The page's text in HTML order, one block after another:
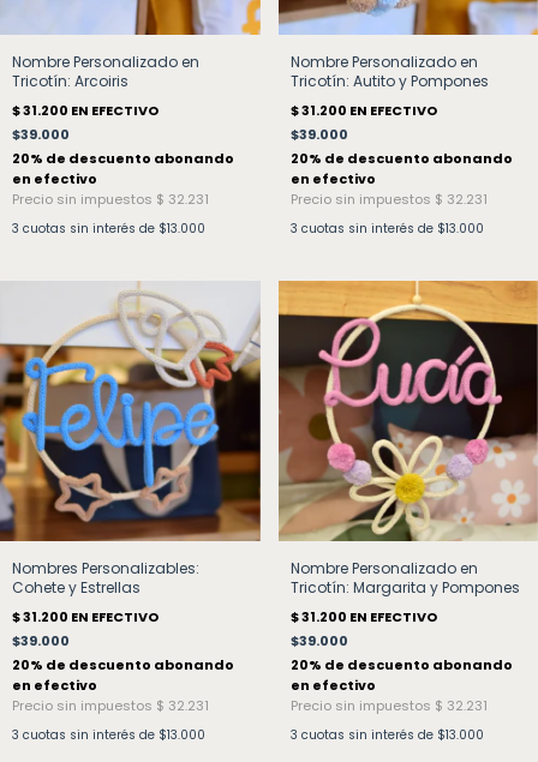
Nombre Personalizado en
Tricotín: Arcoiris
$39.000
3 cuotas sin interés de $13.000
Nombre Personalizado en
Tricotín: Autito y Pompones
$39.000
3 cuotas sin interés de $13.000
Nombres Personalizables:
Cohete y Estrellas
$39.000
3 cuotas sin interés de $13.000
Nombre Personalizado en
Tricotín: Margarita y Pompones
$39.000
3 cuotas sin interés de $13.000